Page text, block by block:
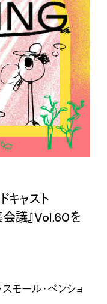
キャスト
議』Vol.60を
モール・ペンショ